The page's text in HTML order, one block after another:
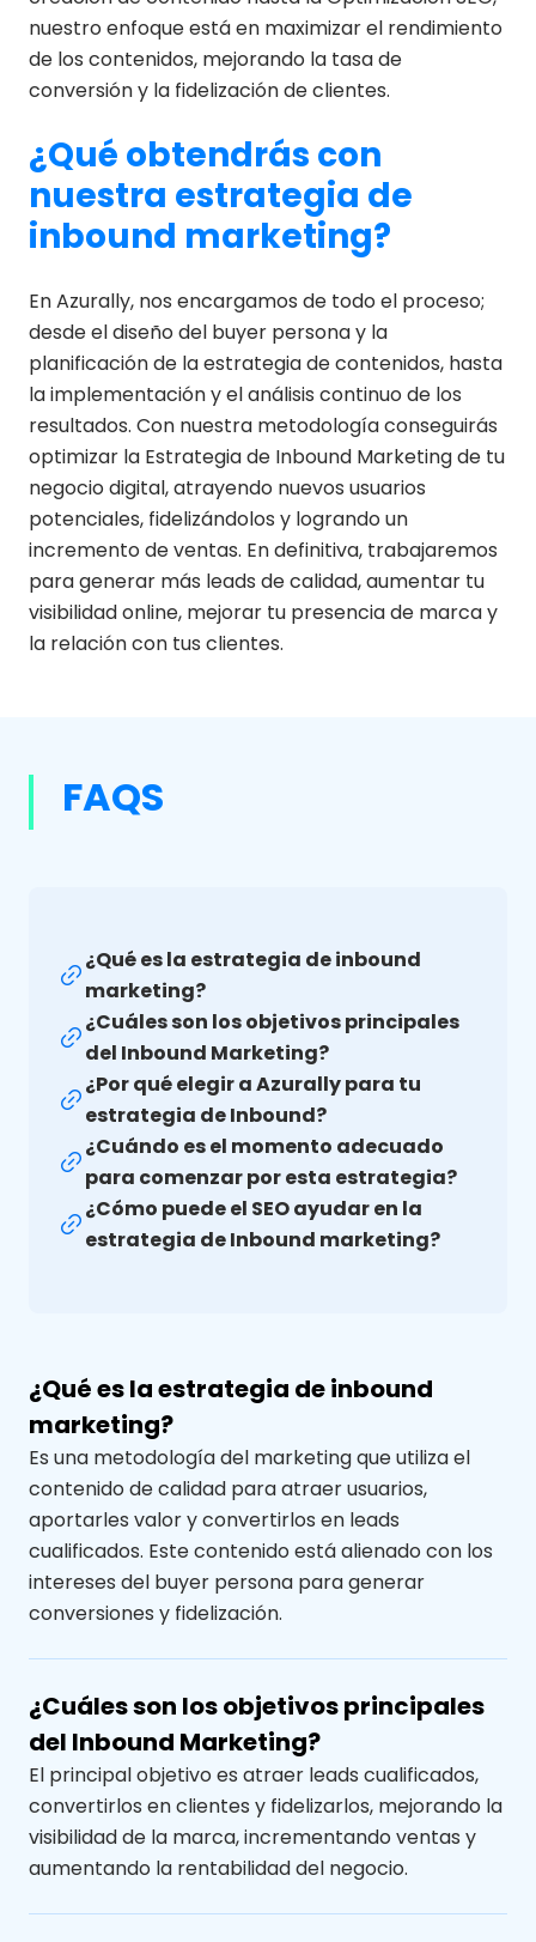
nuestro enfoque está en maximizar el rendimiento
de los contenidos, mejorando la tasa de
conversión y la fidelización de clientes.
¿Qué obtendrás con
nuestra estrategia de
inbound marketing?
En Azurally, nos encargamos de todo el proceso;
desde el diseño del buyer persona y la
planificación de la estrategia de contenidos, hasta
la implementación y el análisis continuo de los
resultados. Con nuestra metodología conseguirás
optimizar la Estrategia de Inbound Marketing de tu
negocio digital, atrayendo nuevos usuarios
potenciales, fidelizándolos y logrando un
incremento de ventas. En definitiva, trabajaremos
para generar más leads de calidad, aumentar tu
visibilidad online, mejorar tu presencia de marca y
la relación con tus clientes.
FAQS
¿Qué es la estrategia de inbound
marketing?
¿Cuáles son los objetivos principales
del Inbound Marketing?
¿Por qué elegir a Azurally para tu
estrategia de Inbound?
¿Cuándo es el momento adecuado
para comenzar por esta estrategia?
¿Cómo puede el SEO ayudar en la
estrategia de Inbound marketing?
¿Qué es la estrategia de inbound
marketing?
Es una metodología del marketing que utiliza el
contenido de calidad para atraer usuarios,
aportarles valor y convertirlos en leads
cualificados. Este contenido está alienado con los
intereses del buyer persona para generar
conversiones y fidelización.
¿Cuáles son los objetivos principales
del Inbound Marketing?
El principal objetivo es atraer leads cualificados,
convertirlos en clientes y fidelizarlos, mejorando la
visibilidad de la marca, incrementando ventas y
aumentando la rentabilidad del negocio.